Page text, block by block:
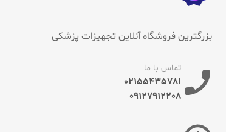
بزرگترین فروشگاه آنلاین تجهیزات پزشکی
تماس با ما
02155435781
09127912208